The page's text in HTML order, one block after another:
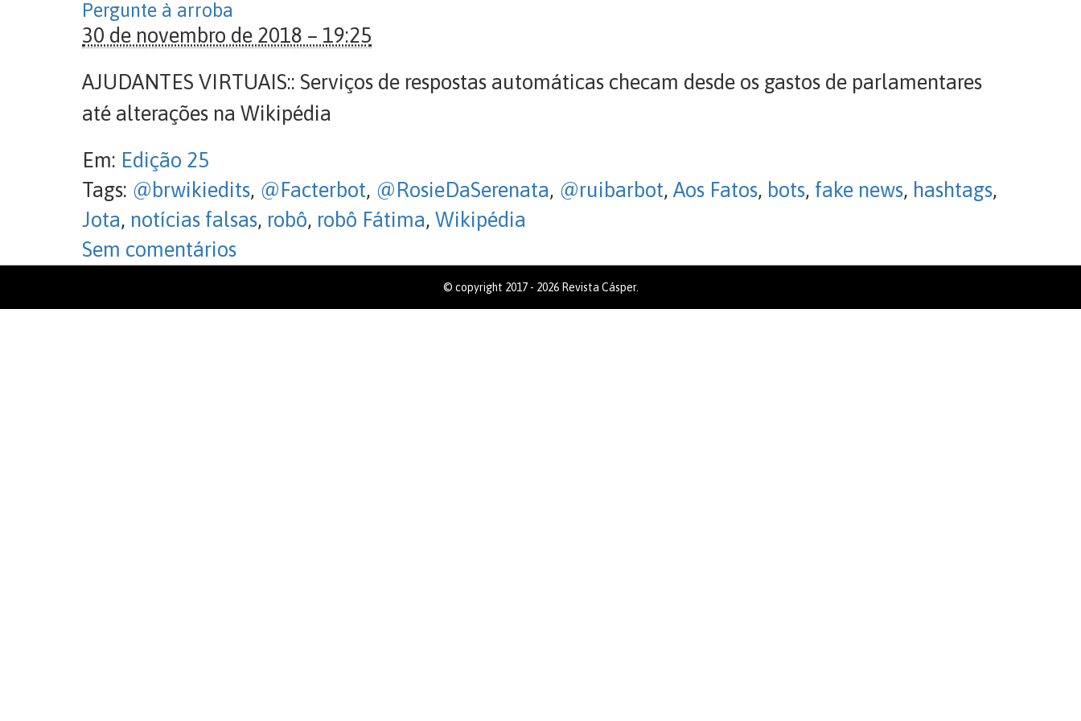
Pergunte à arroba
30 de novembro de 2018 – 19:25
AJUDANTES VIRTUAIS:: Serviços de respostas automáticas checam desde os gastos de parlamentares
até alterações na Wikipédia
Em: Edição 25
Tags: @brwikiedits, @Facterbot, @RosieDaSerenata, @ruibarbot, Aos Fatos, bots, fake news, hashtags,
Jota, notícias falsas, robô, robô Fátima, Wikipédia
Sem comentários
© copyright 2017 - 2026 Revista Cásper.